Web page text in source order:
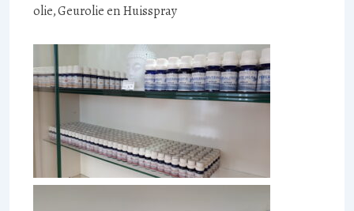
olie, Geurolie en Huisspray